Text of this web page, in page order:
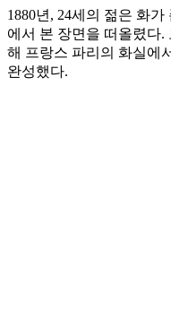
1880년, 24세의 젊은 화
에서 본 장면을 떠올렸다
해 프랑스 파리의 화실에
완성했다.